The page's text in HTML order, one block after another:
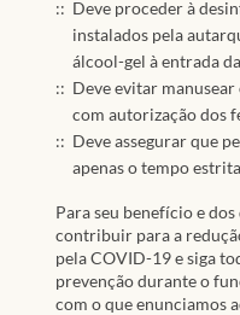
Deve proceder à
instalados pela
álcool-gel à entrada
Deve evitar
com autorização dos
Deve assegurar que
apenas o tempo
Para seu benefício e
contribuir para a
pela COVID-19 e siga
prevenção durante o
com o que enunciamos